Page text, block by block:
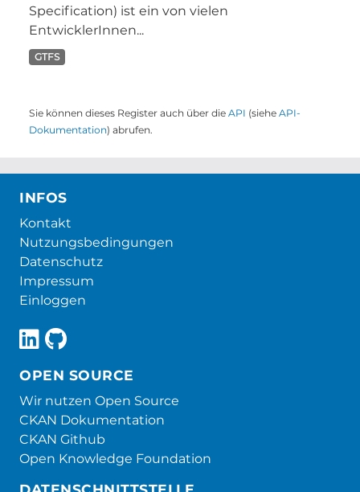
Specification) ist ein von vielen
EntwicklerInnen...
GTFS
Sie können dieses Register auch über die API (siehe API-
Dokumentation) abrufen.
INFOS
Kontakt
Nutzungsbedingungen
Datenschutz
Impressum
Einloggen
OPEN SOURCE
Wir nutzen Open Source
CKAN Dokumentation
CKAN Github
Open Knowledge Foundation